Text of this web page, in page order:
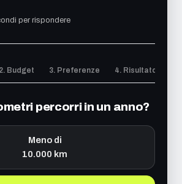
per rispondere
2. Budget 3. Preferenze 4. Risultato
percorri in un anno?
Meno di
10.000 km